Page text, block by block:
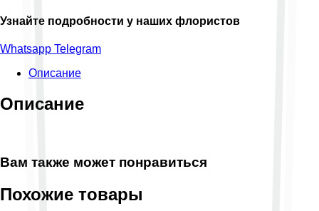
Узнайте подробности у наших флористов
Whatsapp Telegram
Описание
Описание
Вам также может понравиться
Похожие товары